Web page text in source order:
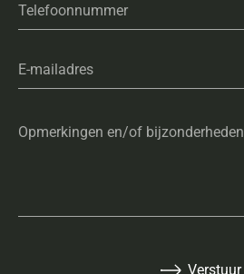
Telefoonnummer
E-mailadres
Opmerkingen en/of bijzonderheden
Verstuur